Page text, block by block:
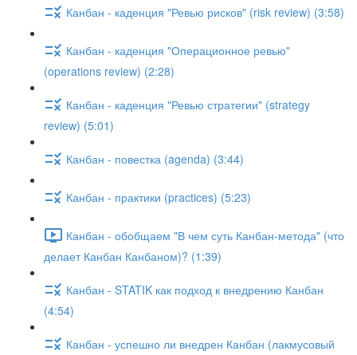
Канбан - каденция "Ревью рисков" (risk review) (3:58)
Канбан - каденция "Операционное ревью"
(operations review) (2:28)
Канбан - каденция "Ревью стратегии" (strategy
review) (5:01)
Канбан - повестка (agenda) (3:44)
Канбан - практики (practices) (5:23)
Канбан - обобщаем "В чем суть Канбан-метода" (что
делает Канбан Канбаном)? (1:39)
Канбан - STATIK как подход к внедрению Канбан
(4:54)
Канбан - успешно ли внедрен Канбан (лакмусовый